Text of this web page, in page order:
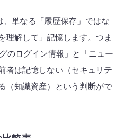
単なる「履歴保存」ではな
理解して」記憶します。つま
のログイン情報」と「ニュー
者は記憶しない（セキュリテ
（知識資産）という判断がで